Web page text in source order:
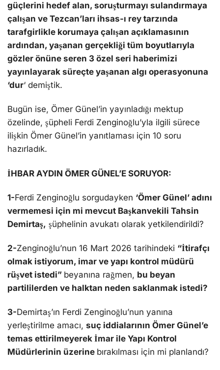
güçlerini hedef alan, soruşturmayı sulandırmaya
çalışan ve Tezcan’ları ihsas-ı rey tarzında
tarafgirlikle korumaya çalışan açıklamasının
ardından, yaşanan gerçekliği tüm boyutlarıyla
gözler önüne seren 3 özel seri haberimizi
yayınlayarak süreçte yaşanan algı operasyonuna
‘dur‘ demiştik.
Bugün ise, Ömer Günel’in yayınladığı mektup
özelinde, şüpheli Ferdi Zenginoğlu’yla ilgili sürece
ilişkin Ömer Günel’in yanıtlaması için 10 soru
hazırladık.
İHBAR AYDIN ÖMER GÜNEL’E SORUYOR:
1-Ferdi Zenginoğlu sorgudayken ‘Ömer Günel’ adını
vermemesi için mi mevcut Başkanvekili Tahsin
Demirtaş, şüphelinin avukatı olarak yetkilendirildi?
2-Zenginoğlu’nun 16 Mart 2026 tarihindeki “İtirafçı
olmak istiyorum, imar ve yapı kontrol müdürü
rüşvet istedi” beyanına rağmen, bu beyan
partililerden ve halktan neden saklanmak istedi?
3-Demirtaş’ın Ferdi Zenginoğlu’nun yanına
yerleştirilme amacı, suç iddialarının Ömer Günel’e
temas ettirilmeyerek İmar ile Yapı Kontrol
Müdürlerinin üzerine bırakılması için mi planlandı?